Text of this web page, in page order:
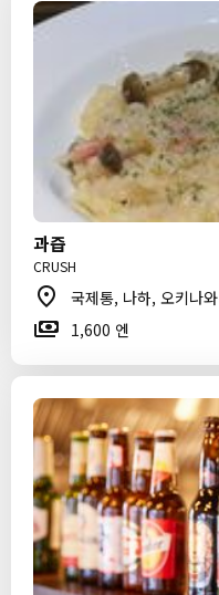
과즙
CRUSH
국제통, 나하, 오키나와
1,600 엔